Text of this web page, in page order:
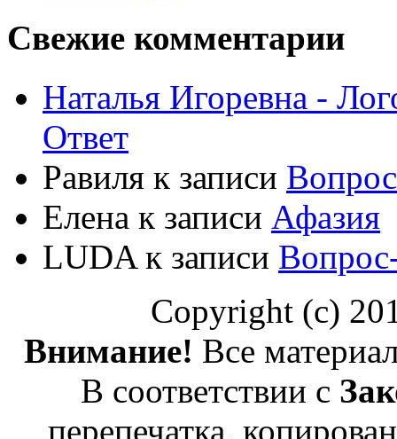
Свежие комментарии
Наталья Игоревна -
Ответ
Равиля к записи
Елена к записи Афазия
LUDA к записи
Copyright (c)
Внимание! Все
В соответствии с
перепечатка,